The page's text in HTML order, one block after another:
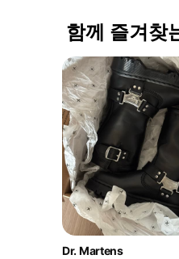
함께 즐겨찾
Dr. Martens